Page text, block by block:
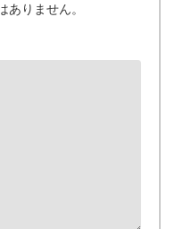
ありません。